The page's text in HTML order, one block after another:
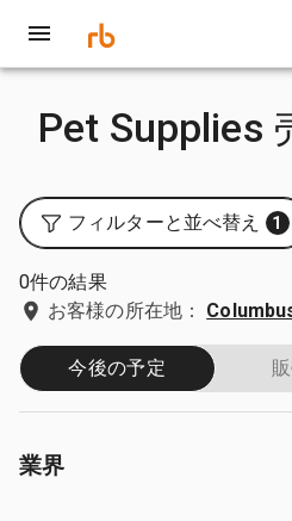
Pet Supplies
フィルターと並べ替え 1
0件の結果
お客様の所在地：
今後の予定
業界